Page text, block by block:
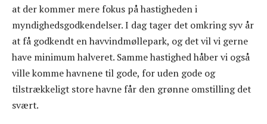
at der kommer mere fokus på hastigheden i
myndighedsgodkendelser. I dag tager det omkring syv år
at få godkendt en havvindmøllepark, og det vil vi gerne
have minimum halveret. Samme hastighed håber vi også
ville komme havnene til gode, for uden gode og
tilstrækkeligt store havne får den grønne omstilling det
svært.